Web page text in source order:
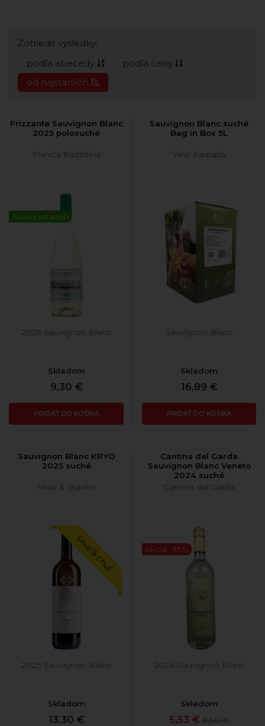
Zotriediť výsledky:
podľa abecedy
podľa ceny
od najstarších
Frizzante Sauvignon Blanc
2025 polosuché
Pivnica Radošina
Nízkohistamín
2025 Sauvignon Blanc
Skladom
9,30 €
PRIDAŤ DO KOŠÍKA
Sauvignon Blanc suché
Bag in Box 5L
Vino Karpatia
Sauvignon Blanc
Skladom
16,89 €
PRIDAŤ DO KOŠÍKA
Sauvignon Blanc KRYO
2025 suché
Mrva & Stanko
Skvelá chuť
2025 Sauvignon Blanc
Skladom
13,30 €
Cantina del Garda
Sauvignon Blanc Veneto
2024 suché
Cantina del Garda
Akcia -35%
2024 Sauvignon Blanc
Skladom
5,53 € 8,50 €